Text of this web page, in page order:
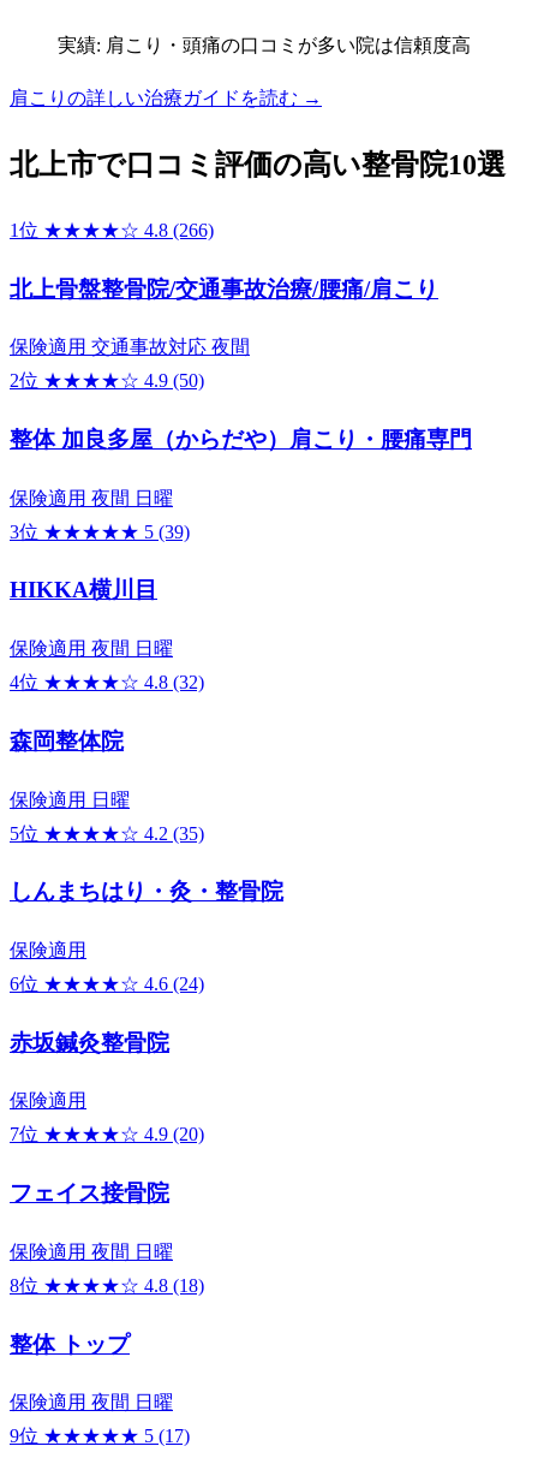
実績: 肩こり・頭痛の口コミが多い院は信頼度高
肩こりの詳しい治療ガイドを読む →
北上市で口コミ評価の高い整骨院10選
1位 ★★★★☆ 4.8 (266)
北上骨盤整骨院/交通事故治療/腰痛/肩こり
保険適用 交通事故対応 夜間
2位 ★★★★☆ 4.9 (50)
整体 加良多屋（からだや）肩こり・腰痛専門
保険適用 夜間 日曜
3位 ★★★★★ 5 (39)
HIKKA横川目
保険適用 夜間 日曜
4位 ★★★★☆ 4.8 (32)
森岡整体院
保険適用 日曜
5位 ★★★★☆ 4.2 (35)
しんまちはり・灸・整骨院
保険適用
6位 ★★★★☆ 4.6 (24)
赤坂鍼灸整骨院
保険適用
7位 ★★★★☆ 4.9 (20)
フェイス接骨院
保険適用 夜間 日曜
8位 ★★★★☆ 4.8 (18)
整体 トップ
保険適用 夜間 日曜
9位 ★★★★★ 5 (17)